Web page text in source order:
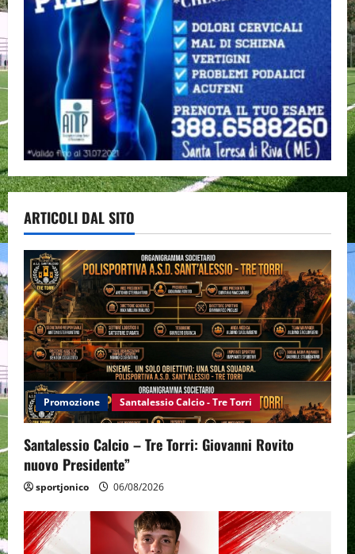
ARTICOLI DAL SITO
Promozione Santalessio Calcio - Tre Torri
Santalessio Calcio – Tre Torri: Giovanni Rovito
nuovo Presidente”
sportjonico 06/08/2026